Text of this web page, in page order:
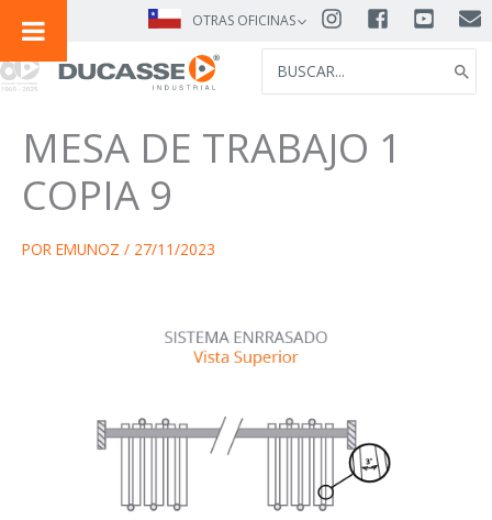
CONTENIDO
OTRAS OFICINAS
FOR:
MESA DE TRABAJO 1
COPIA 9
POR EMUNOZ / 27/11/2023